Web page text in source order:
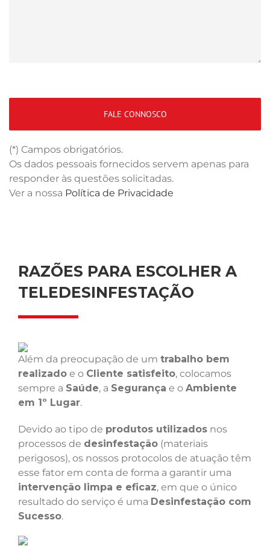
(*) Campos obrigatórios.
Os dados pessoais fornecidos servem apenas para
responder às questões solicitadas.
Ver a nossa Política de Privacidade
RAZÕES PARA ESCOLHER A
TELEDESINFESTAÇÃO
Além da preocupação de um trabalho bem
realizado e o Cliente satisfeito, colocamos
sempre a Saúde, a Segurança e o Ambiente
em 1º Lugar.
Devido ao tipo de produtos utilizados nos
processos de desinfestação (materiais
perigosos), os nossos protocolos de atuação têm
esse fator em conta de forma a garantir uma
intervenção limpa e eficaz, em que o único
resultado do serviço é uma Desinfestação com
Sucesso.